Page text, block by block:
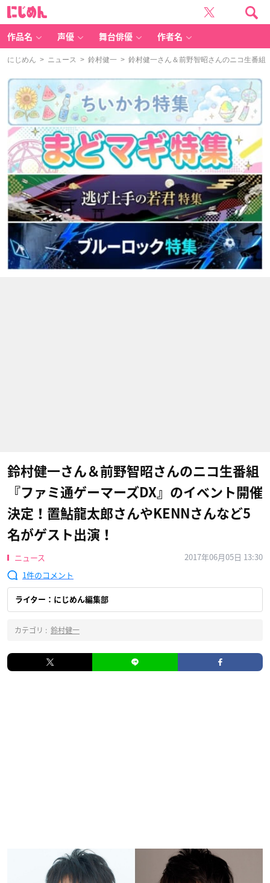
作品名 声優 舞台俳優 作者名
にじめん > ニュース > 鈴村健一 > 鈴村健一さん＆前野智昭さんのニコ生番組
鈴村健一さん＆前野智昭さんのニコ生番組
『ファミ通ゲーマーズDX』のイベント開催
決定！置鮎龍太郎さんやKENNさんなど5
名がゲスト出演！
ニュース
2017年06月05日 13:30
1
ライター：にじめん編集部
カテゴリ : 鈴村健一